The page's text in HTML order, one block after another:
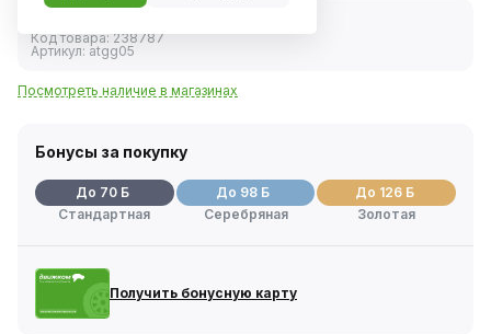
Код товара:238787
Артикул: atgg05
Посмотреть наличие в магазинах
Бонусы за покупку
До 70 Б
Стандартная
До 98 Б
Серебряная
До 126 Б
Золотая
Получить бонусную карту